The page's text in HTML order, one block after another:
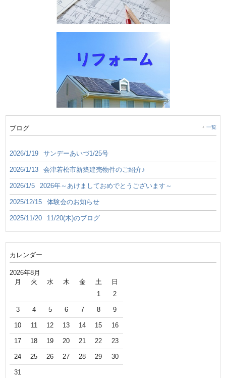
ブログ 一覧
2026/1/19 サンデーあいづ1/25号
2026/1/13 会津若松市新築建売物件のご紹介♪
2026/1/5 2026年～あけましておめでとうございます～
2025/12/15 体験会のお知らせ
2025/11/20 11/20(木)のブログ
カレンダー
2026年8月
月 火 水 木 金 土
日
1
2
3 4 5 6 7 8 9
10 11 12 13 14 15 16
17 18 19 20 21 22 23
24 25 26 27 28 29 30
31